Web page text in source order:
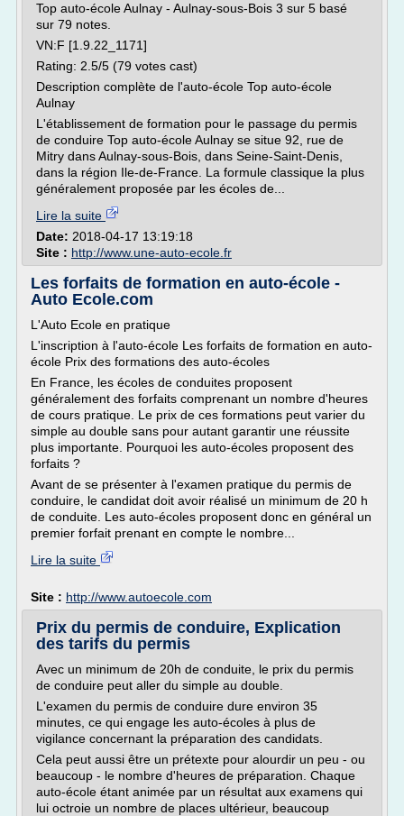
Top auto-école Aulnay - Aulnay-sous-Bois 3 sur 5 basé
sur 79 notes.
VN:F [1.9.22_1171]
Rating: 2.5/5 (79 votes cast)
Description complète de l'auto-école Top auto-école
Aulnay
L'établissement de formation pour le passage du permis
de conduire Top auto-école Aulnay se situe 92, rue de
Mitry dans Aulnay-sous-Bois, dans Seine-Saint-Denis,
dans la région Ile-de-France. La formule classique la plus
généralement proposée par les écoles de...
Lire la suite
Date: 2018-04-17 13:19:18
Site : http://www.une-auto-ecole.fr
Les forfaits de formation en auto-école -
Auto Ecole.com
L'Auto Ecole en pratique
L'inscription à l'auto-école Les forfaits de formation en auto-
école Prix des formations des auto-écoles
En France, les écoles de conduites proposent
généralement des forfaits comprenant un nombre d'heures
de cours pratique. Le prix de ces formations peut varier du
simple au double sans pour autant garantir une réussite
plus importante. Pourquoi les auto-écoles proposent des
forfaits ?
Avant de se présenter à l'examen pratique du permis de
conduire, le candidat doit avoir réalisé un minimum de 20 h
de conduite. Les auto-écoles proposent donc en général un
premier forfait prenant en compte le nombre...
Lire la suite
Site : http://www.autoecole.com
Prix du permis de conduire, Explication
des tarifs du permis
Avec un minimum de 20h de conduite, le prix du permis
de conduire peut aller du simple au double.
L'examen du permis de conduire dure environ 35
minutes, ce qui engage les auto-écoles à plus de
vigilance concernant la préparation des candidats.
Cela peut aussi être un prétexte pour alourdir un peu - ou
beaucoup - le nombre d'heures de préparation. Chaque
auto-école étant animée par un résultat aux examens qui
lui octroie un nombre de places ultérieur, beaucoup